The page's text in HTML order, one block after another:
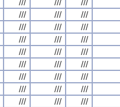
/// /// ///
/// /// ///
/// /// ///
/// /// ///
/// /// ///
/// /// ///
/// /// ///
/// /// ///
/// /// ///
/// /// ///
/// /// ///
/// /// ///
/// /// ///
/// /// ///
/// /// ///
/// /// ///
/// /// ///
/// /// ///
/// /// ///
/// /// ///
/// /// ///
/// /// ///
/// /// ///
/// /// ///
/// /// ///
/// /// ///
/// /// ///
/// /// ///
/// /// ///
/// /// ///
/// /// ///
/// /// ///